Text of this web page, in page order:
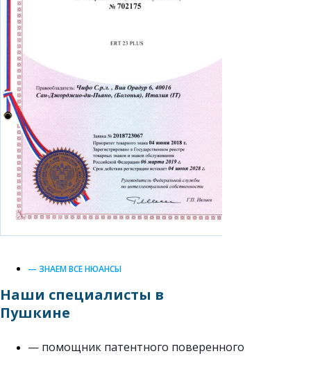
— ЗНАЕМ ВСЕ НЮАНСЫ
Наши специалисты в
Пушкине
— помощник патентного поверенного